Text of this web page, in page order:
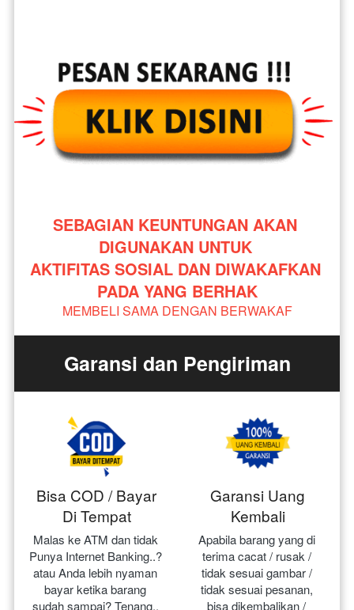
SEBAGIAN KEUNTUNGAN AKAN
DIGUNAKAN UNTUK
AKTIFITAS SOSIAL DAN DIWAKAFKAN
PADA YANG BERHAK
MEMBELI SAMA DENGAN BERWAKAF
Garansi dan Pengiriman
Bisa COD / Bayar
Di Tempat
Malas ke ATM dan tidak
Punya Internet Banking..?
atau Anda lebih nyaman
bayar ketika barang
sudah sampai? Tenang..
Garansi Uang
Kembali
Apabila barang yang di
terima cacat / rusak /
tidak sesuai gambar /
tidak sesuai pesanan,
bisa dikembalikan /